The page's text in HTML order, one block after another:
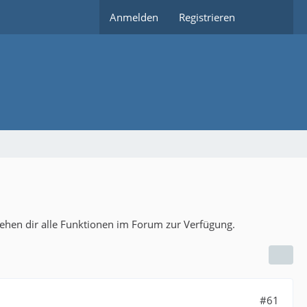
Anmelden Registrieren
dir alle Funktionen im Forum zur Verfügung.
#61